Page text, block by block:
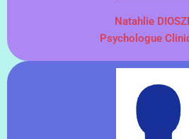
Natahlie
Psychologue